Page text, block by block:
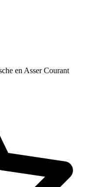
en Asser Courant